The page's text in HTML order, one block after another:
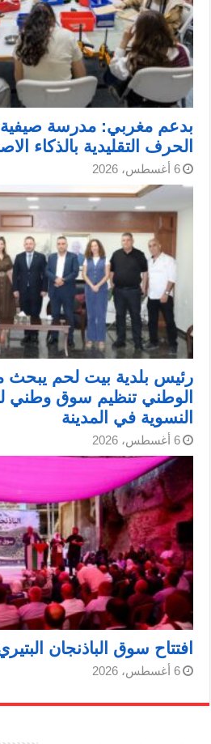
بدعم مغربي: مدرسة
الحرف التقليدية بالذكاء
6 أغسطس، 2026
رئيس بلدية بيت لحم يبحث
الوطني تنظيم سوق وطني
النسوية في المدينة
6 أغسطس، 2026
افتتاح سوق الباذنجان
6 أغسطس، 2026